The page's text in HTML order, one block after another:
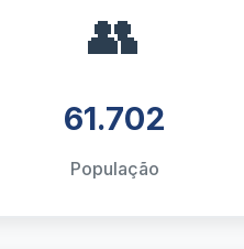
👥
61.702
População